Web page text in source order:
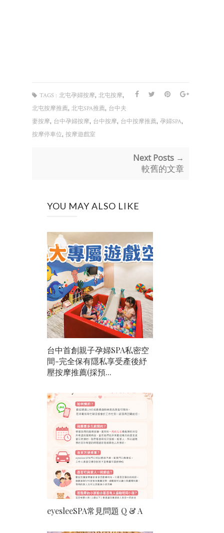
TAGS : 北屯孕婦按摩, 北屯按摩,
北屯按摩推薦, 北屯SPA推薦, 台中夫
妻按摩, 台中孕婦按摩, 台中按摩, 台中按摩推薦, 孕婦SPA,
按摩停車位, 按摩遊戲室
Next Posts →
較舊的文章
YOU MAY ALSO LIKE
台中首創親子孕婦SPA私密空
間-完全保有隱私享受產後紓
壓按摩推薦(採預...
eyesleeSPA常見問題 Q & A